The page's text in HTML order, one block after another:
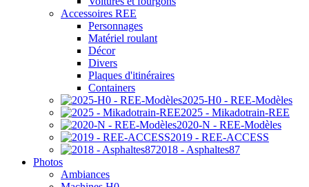
Accessoires REE
Personnages
Matériel roulant
Décor
Divers
Plaques d'itinéraires
Containers
2025-H0 - REE-Modèles
2025 - Mikadotrain-REE
2020-N - REE-Modèles
2019 - REE-ACCESS
2018 - Asphaltes87
Photos
Ambiances